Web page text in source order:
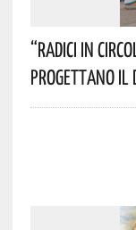
“Radici In
Progettano Il